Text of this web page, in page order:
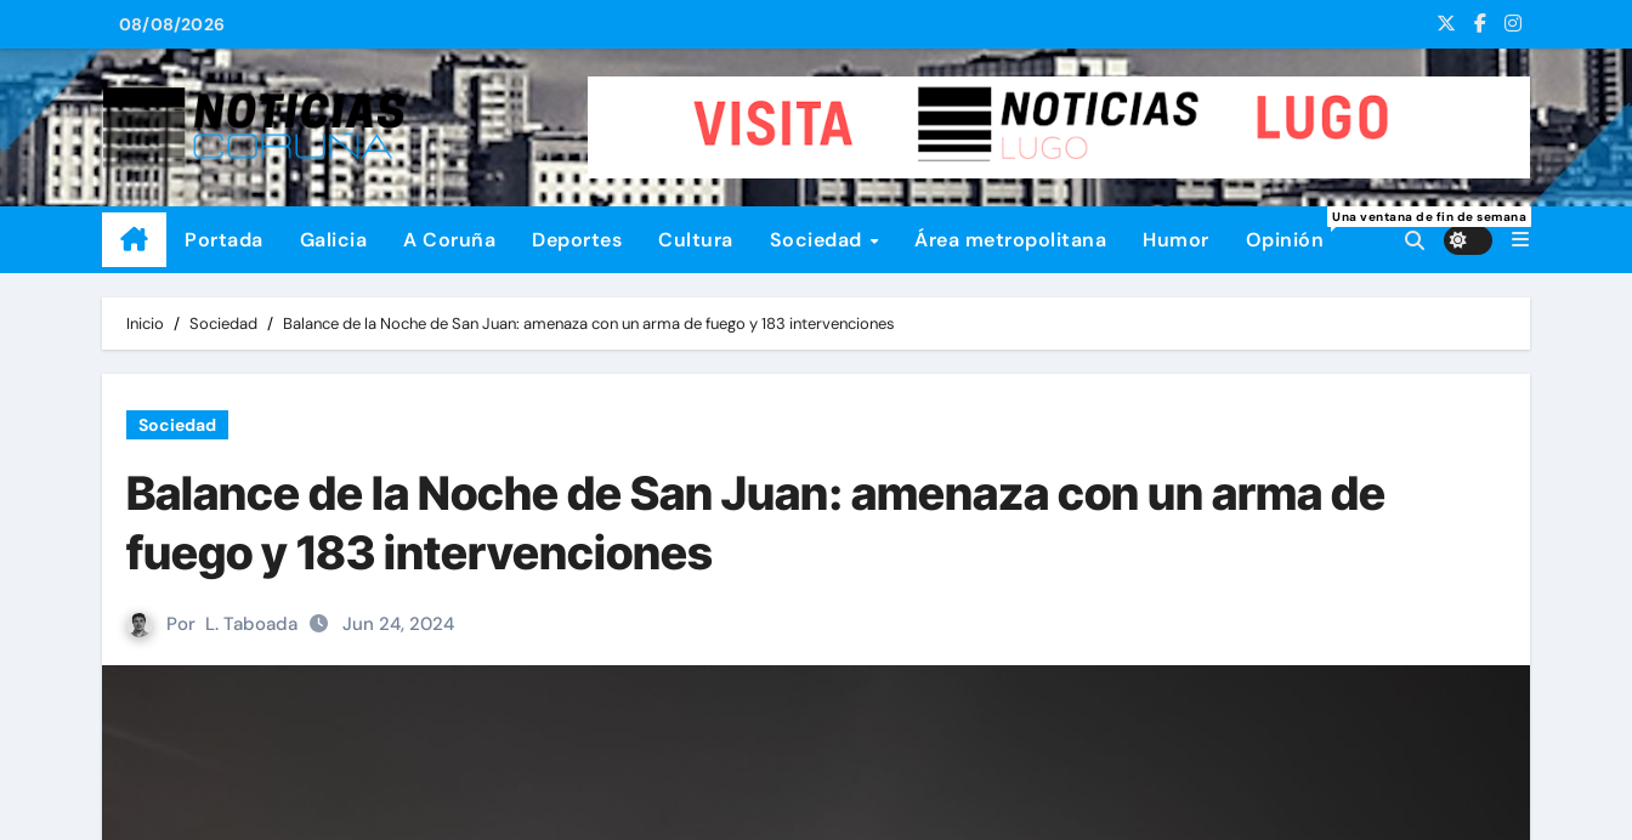
al
contenido
08/08/2026
Portada Galicia A Coruña Deportes Cultura Sociedad Área metropolitana Humor Opinión
Una ventana de fin de semana
Inicio Sociedad Balance de la Noche de San Juan: amenaza con un arma de fuego y 183 intervenciones
Sociedad
Balance de la Noche de San Juan: amenaza con un arma de
fuego y 183 intervenciones
Por L. Taboada Jun 24, 2024